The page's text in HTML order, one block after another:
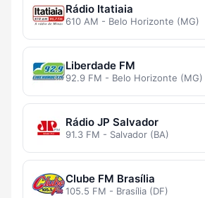
Rádio Itatiaia
610 AM - Belo Horizonte (MG)
Liberdade FM
92.9 FM - Belo Horizonte (MG)
Rádio JP Salvador
91.3 FM - Salvador (BA)
Clube FM Brasília
105.5 FM - Brasília (DF)